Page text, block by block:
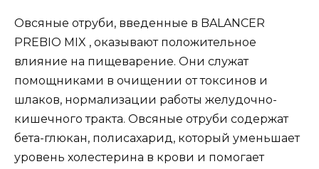
Овсяные отруби, введенные в BALANCER
PREBIO MIX , оказывают положительное
влияние на пищеварение. Они служат
помощниками в очищении от токсинов и
шлаков, нормализации работы желудочно-
кишечного тракта. Овсяные отруби содержат
бета-глюкан, полисахарид, который уменьшает
уровень холестерина в крови и помогает